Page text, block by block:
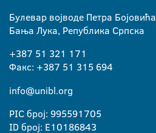
Булевар војводе Петра Бојовића
Бања Лука, Република Српска
+387 51 321 171
Факс: +387 51 315 694
info@unibl.org
PIC број: 995591705
ID број: E10186843